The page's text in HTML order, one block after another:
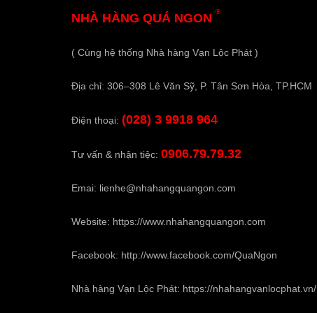
NHÀ HÀNG QUÁ NGON ®
( Cùng hệ thống Nhà hàng Vạn Lộc Phát )
Địa chỉ: 306–308 Lê Văn Sỹ, P. Tân Sơn Hòa, TP.HCM
Điện thoại: (028) 3 9918 964
Tư vấn & nhận tiệc: 0906.79.79.32
Emai: lienhe@nhahangquangon.com
Website: https://www.nhahangquangon.com
Facebook: http://www.facebook.com/QuaNgon
Nhà hàng Vạn Lộc Phát: https://nhahangvanlocphat.vn/